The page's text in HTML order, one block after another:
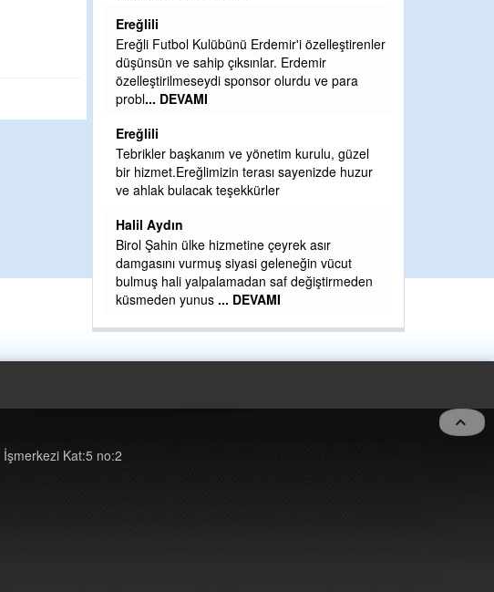
Ereğlili
Ereğli Futbol Kulübünü Erdemir'i özelleştirenler
düşünsün ve sahip çıksınlar. Erdemir
özelleştirilmeseydi sponsor olurdu ve para
probl... DEVAMI
Ereğlili
Tebrikler başkanım ve yönetim kurulu, güzel
bir hizmet.Ereğlimizin terası sayenizde huzur
ve ahlak bulacak teşekkürler
Halil Aydın
Birol Şahin ülke hizmetine çeyrek asır
damgasını vurmuş siyasi geleneğin vücut
bulmuş hali yalpalamadan saf değiştirmeden
küsmeden yunus ... DEVAMI
Kat:5 no:2